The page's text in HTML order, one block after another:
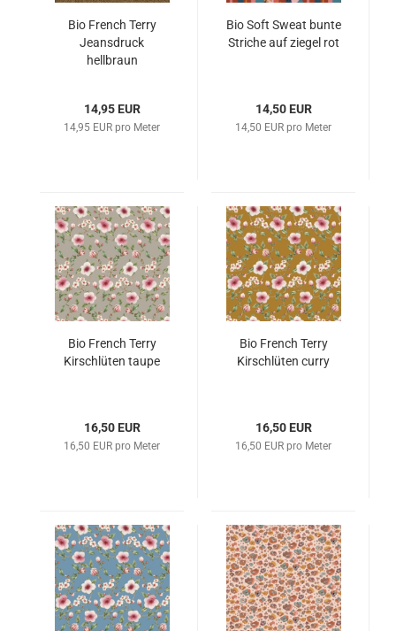
Bio French Terry
Jeansdruck
hellbraun
14,95 EUR
14,95 EUR pro Meter
Bio Soft Sweat bunte
Striche auf ziegel rot
14,50 EUR
14,50 EUR pro Meter
Bio French Terry
Kirschlüten taupe
16,50 EUR
16,50 EUR pro Meter
Bio French Terry
Kirschlüten curry
16,50 EUR
16,50 EUR pro Meter